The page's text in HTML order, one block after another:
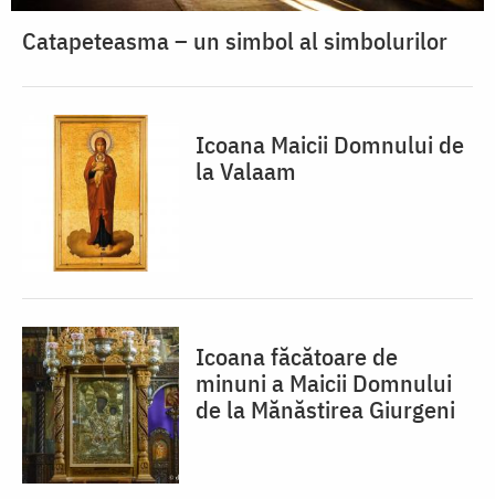
Catapeteasma – un simbol al simbolurilor
Icoana Maicii Domnului de
la Valaam
Icoana făcătoare de
minuni a Maicii Domnului
de la Mănăstirea Giurgeni